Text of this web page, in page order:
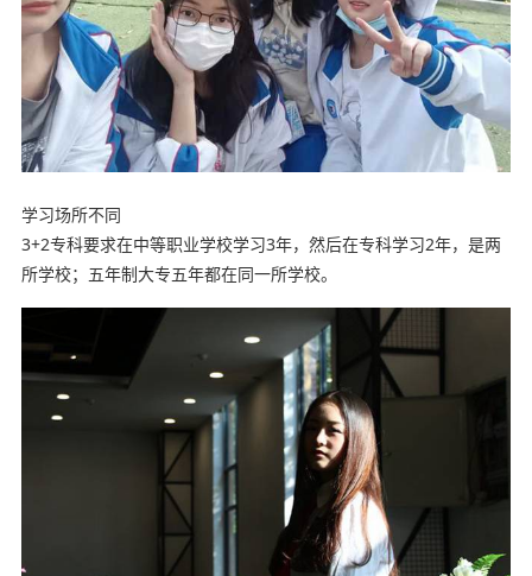
学习场所不同
3+2专科要求在中等职业学校学习3年，然后在专科学习2年，是两
所学校；五年制大专五年都在同一所学校。